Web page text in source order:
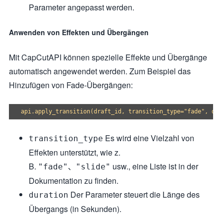
Parameter angepasst werden.
Anwenden von Effekten und Übergängen
Mit CapCutAPI können spezielle Effekte und Übergänge
automatisch angewendet werden. Zum Beispiel das
Hinzufügen von Fade-Übergängen:
transition_type Es wird eine Vielzahl von
Effekten unterstützt, wie z.
B. "fade" 、 "slide" usw., eine Liste ist in der
Dokumentation zu finden.
duration Der Parameter steuert die Länge des
Übergangs (in Sekunden).